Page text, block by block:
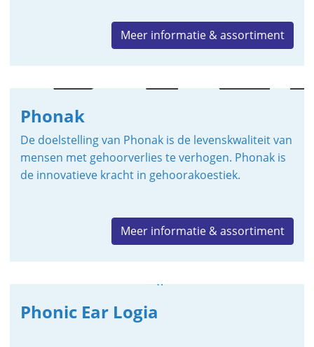
Meer informatie & assortiment
Phonak
De doelstelling van Phonak is de levenskwaliteit van
mensen met gehoorverlies te verhogen. Phonak is
de innovatieve kracht in gehoorakoestiek.
Meer informatie & assortiment
Phonic Ear Logia